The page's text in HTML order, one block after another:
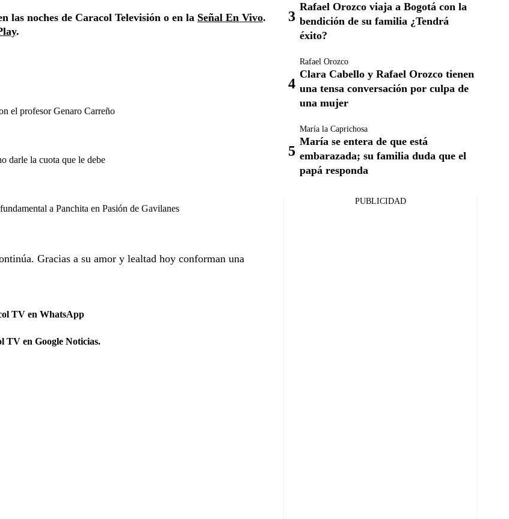
las noches de Caracol Televisión o en la Señal En Vivo.
.
el profesor Genaro Carreño
darle la cuota que le debe
a Panchita en Pasión de Gavilanes
Gracias a su amor y lealtad hoy conforman una
TV en WhatsApp
TV en Google Noticias.
Rafael Orozco viaja a Bogotá con la
bendición de su familia ¿Tendrá
éxito?
Rafael Orozco
Clara Cabello y Rafael Orozco tienen
una tensa conversación por culpa de
una mujer
María la Caprichosa
María se entera de que está
embarazada; su familia duda que el
papá responda
PUBLICIDAD